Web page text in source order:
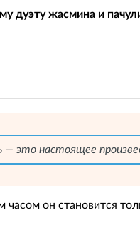
дуэту жасмина и
это настоящее
он становится